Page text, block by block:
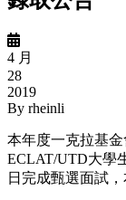
4 月
28
2019
By rheinli
本年度一克拉基金
ECLAT/UTD大學
日完成甄選面試